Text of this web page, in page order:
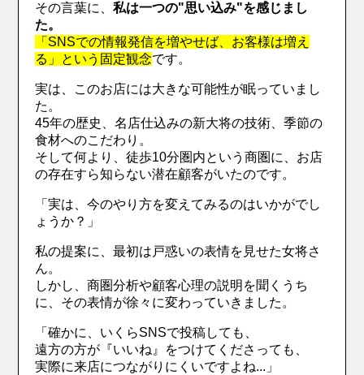
その言葉に、私は一つの"思い込み"を感じまし
た。
「SNSでの情報発信を増やせば、お客様は増え
る」という固定観念です。
実は、このお店には大きな可能性が眠っていまし
た。
45年の歴史、名店仕込みの新大将の技術、季節の
食材へのこだわり。
そして何より、徒歩10分圏内という商圏に、お店
の存在すら知らない潜在顧客がいたのです。
「実は、今のやり方を変えてみるのはいかがでし
ょうか？」
私の提案に、最初は戸惑いの表情を見せた女将さ
ん。
しかし、商圏分析や顧客心理の説明を聞くうち
に、その表情が徐々に変わっていきました。
「確かに、いくらSNSで投稿しても、
遠方の方が『いいね』をつけてくださっても、
実際に来店につながりにくいですよね...」